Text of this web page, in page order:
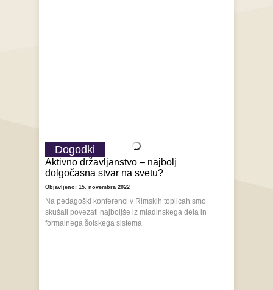
Dogodki
Aktivno državljanstvo – najbolj
dolgočasna stvar na svetu?
Objavljeno: 15. novembra 2022
Na pedagoški konferenci v Rimskih toplicah smo
skušali povezati najboljše iz mladinskega dela in
formalnega šolskega sistema